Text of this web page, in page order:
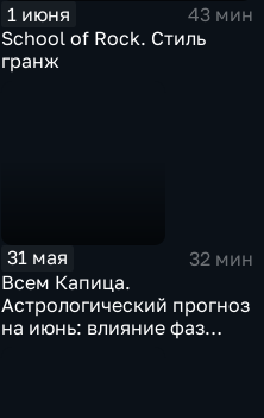
1 июня
43 мин
School of Rock. Стиль
гранж
31 мая
32 мин
Всем Капица.
Астрологический прогноз
на июнь: влияние фаз